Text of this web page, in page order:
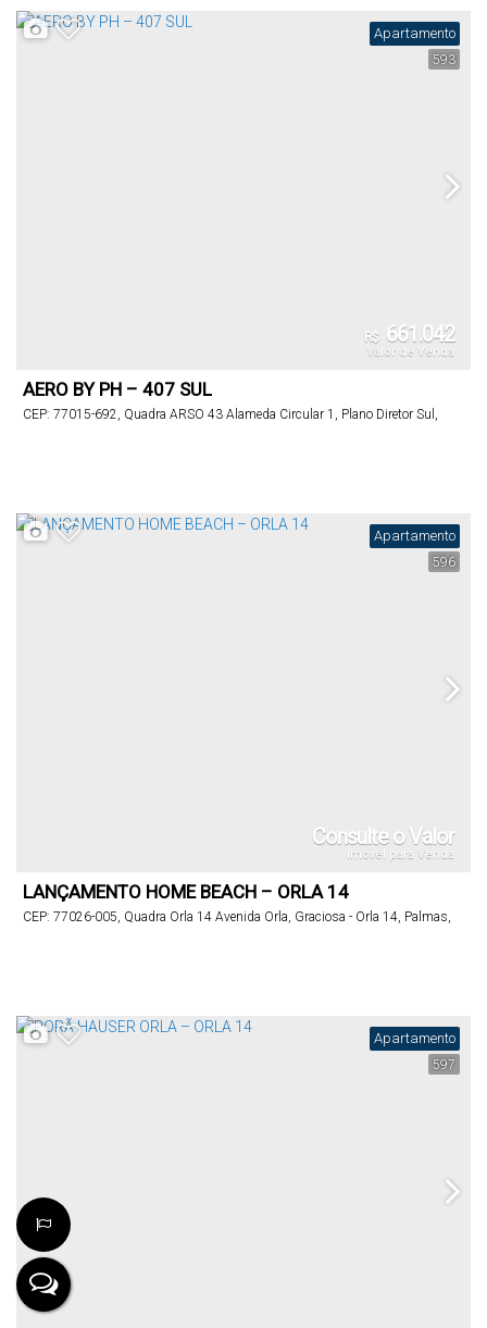
593
Apartamento
R$ 661.042
Valor de Venda
AERO BY PH – 407 SUL
CEP: 77015-692, Quadra ARSO 43 Alameda Circular 1 , Plano Diretor Sul ,
596
Apartamento
Consulte o Valor
Imóvel para Venda
LANÇAMENTO HOME BEACH – ORLA 14
CEP: 77026-005, Quadra Orla 14 Avenida Orla, Graciosa - Orla 14, Palmas,
597
Apartamento